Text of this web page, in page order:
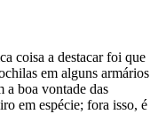
coisa a destacar foi que
em alguns armários
a boa vontade das
em espécie; fora isso, é